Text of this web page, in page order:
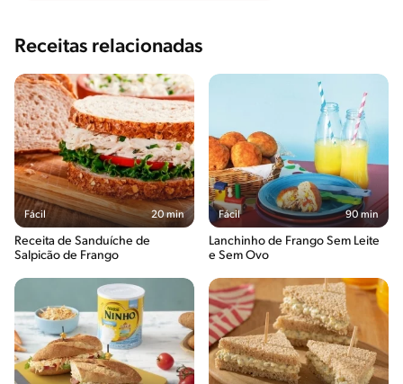
Receitas relacionadas
Fácil 20 min
Receita de Sanduíche de
Salpicão de Frango
Fácil 90 min
Lanchinho de Frango Sem Leite
e Sem Ovo